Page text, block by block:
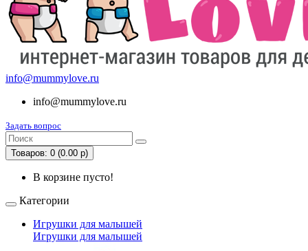
info@mummylove.ru
info@mummylove.ru
Задать вопрос
Товаров: 0 (0.00 р)
В корзине пусто!
Категории
Игрушки для малышей
Игрушки для малышей